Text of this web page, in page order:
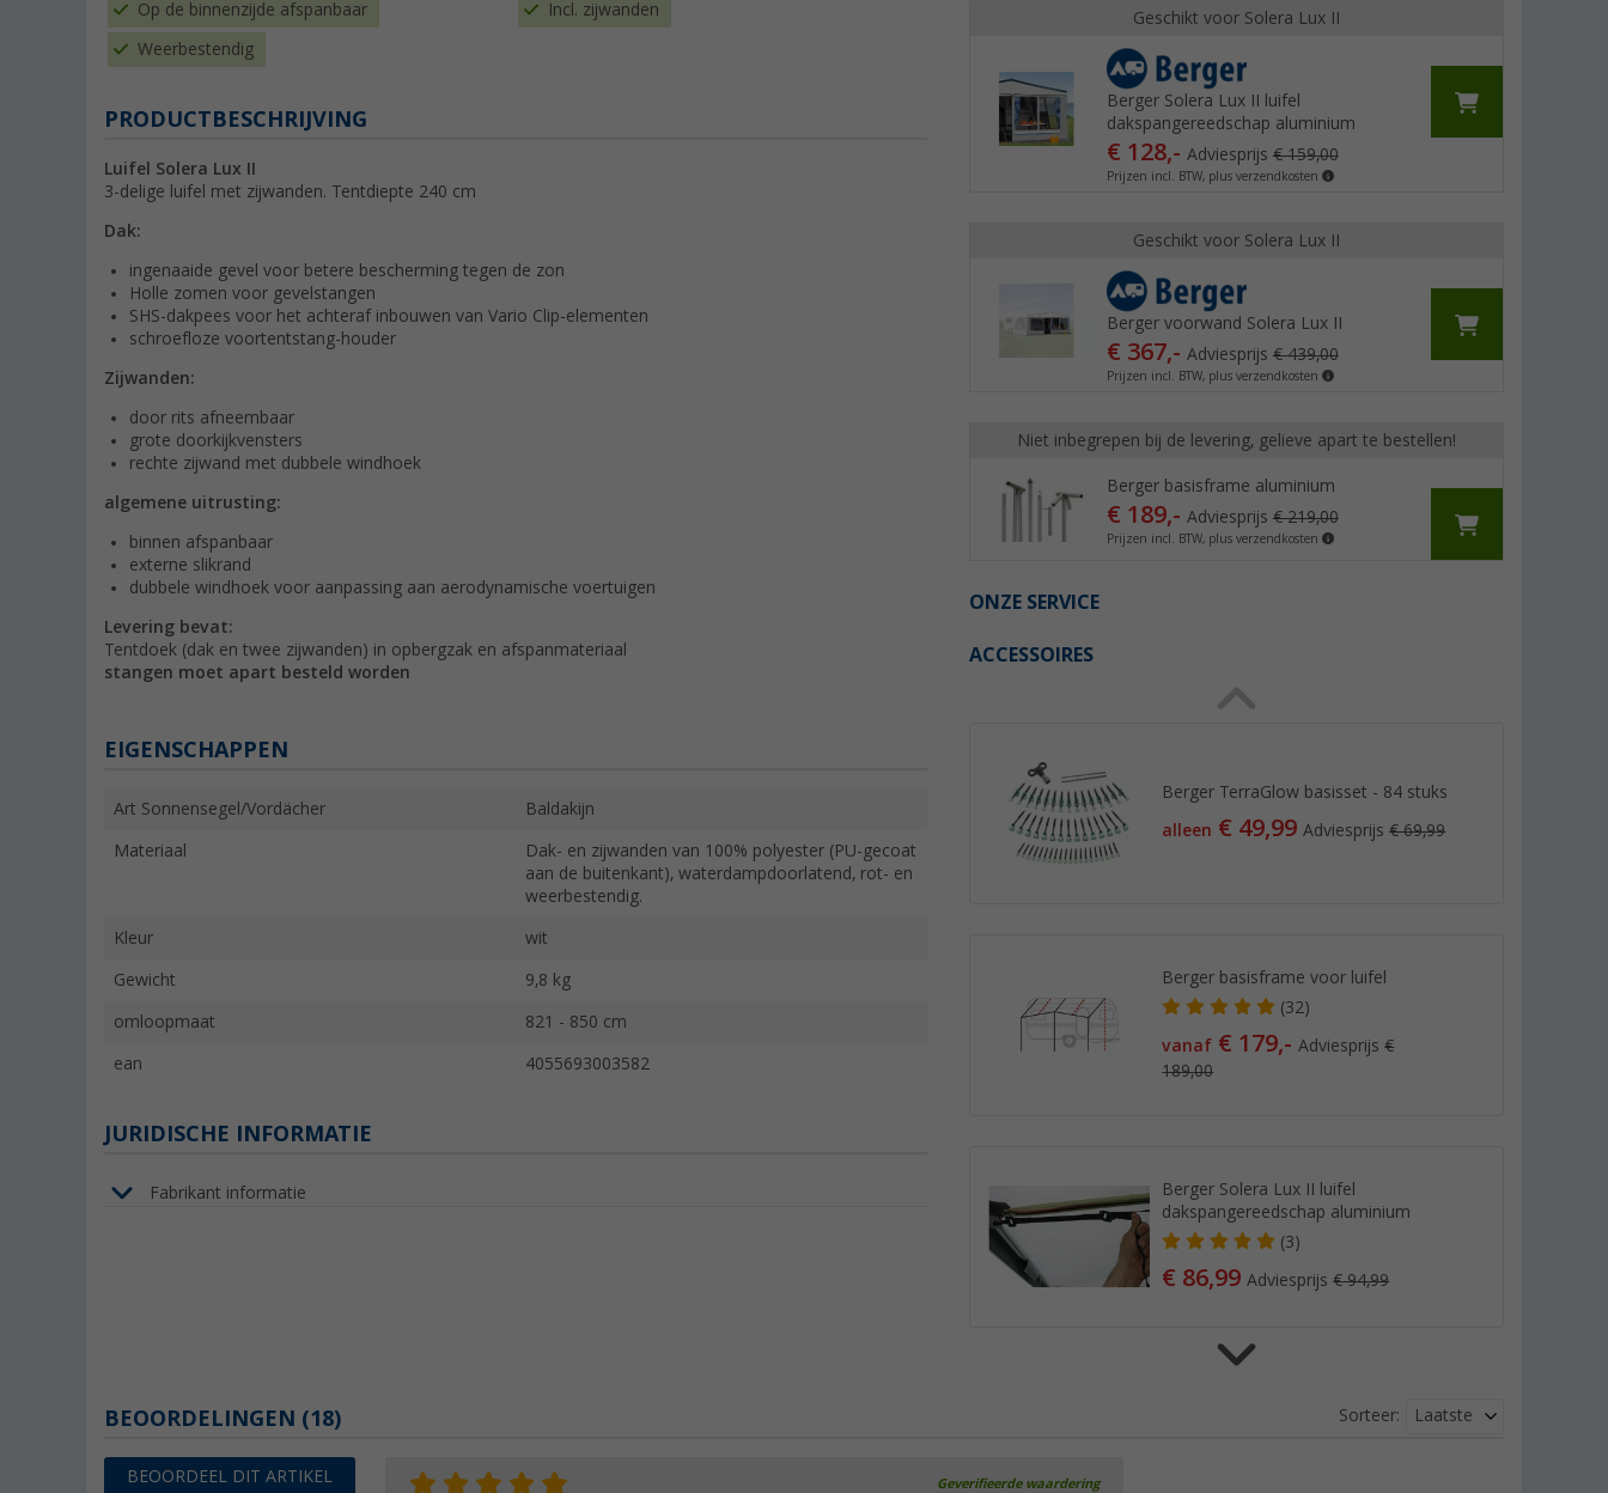
Geschikt voor Solera Lux II
Berger Solera Lux II luifel
dakspangereedschap aluminium
€ 128,- Adviesprijs € 159,00
Prijzen incl. BTW, plus verzendkosten
Geschikt voor Solera Lux II
Berger voorwand Solera Lux II
€ 367,- Adviesprijs € 439,00
Prijzen incl. BTW, plus verzendkosten
Niet inbegrepen bij de levering, gelieve apart te bestellen!
Berger basisframe aluminium
€ 189,- Adviesprijs € 219,00
Prijzen incl. BTW, plus verzendkosten
ONZE SERVICE
ACCESSOIRES
Berger TerraGlow basisset - 84 stuks
alleen € 49,99Adviesprijs€ 69,99
Berger basisframe voor luifel
(32)
vanaf € 179,-Adviesprijs€
189,00
Berger Solera Lux II luifel
dakspangereedschap aluminium
(3)
€ 86,99Adviesprijs€ 94,99
Op de binnenzijde afspanbaar Incl. zijwanden
Weerbestendig
PRODUCTBESCHRIJVING
Luifel Solera Lux II
3-delige luifel met zijwanden. Tentdiepte 240 cm
Dak:
ingenaaide gevel voor betere bescherming tegen de zon
Holle zomen voor gevelstangen
SHS-dakpees voor het achteraf inbouwen van Vario Clip-elementen
schroefloze voortentstang-houder
Zijwanden:
door rits afneembaar
grote doorkijkvensters
rechte zijwand met dubbele windhoek
algemene uitrusting:
binnen afspanbaar
externe slikrand
dubbele windhoek voor aanpassing aan aerodynamische voertuigen
Levering bevat:
Tentdoek (dak en twee zijwanden) in opbergzak en afspanmateriaal
stangen moet apart besteld worden
EIGENSCHAPPEN
Art Sonnensegel/Vordächer Baldakijn
Materiaal
Dak- en zijwanden van 100% polyester (PU-gecoat
aan de buitenkant), waterdampdoorlatend, rot- en
weerbestendig.
Kleur wit
Gewicht 9,8 kg
omloopmaat 821 - 850 cm
ean 4055693003582
JURIDISCHE INFORMATIE
Fabrikant informatie
BEOORDELINGEN (18)
BEOORDEEL DIT ARTIKEL
Sorteer: Laatste
Geverifieerde waardering